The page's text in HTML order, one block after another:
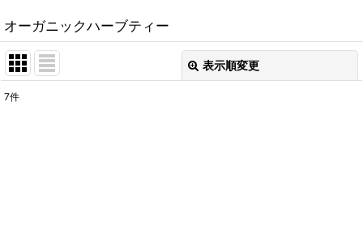
オーガニックハーブティー
表示順変更
7件